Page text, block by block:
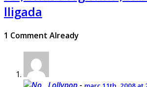
lligada
1 Comment Already
Lollypop -